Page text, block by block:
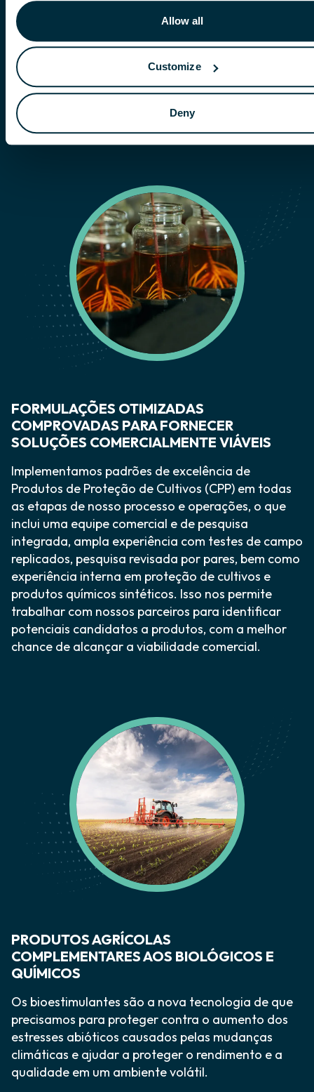
Allow all
Customize
Deny
modificam os processos fisiológicos nas plantas
que lhes permitem mitigar efetivamente o estresse
abiótico. Os resultados incluem melhor
crescimento radicular e estabelecimento da
planta, maior absorção de nutrientes, resistência
ao estresse ambiental e melhor qualidade e
rendimento.
FORMULAÇÕES OTIMIZADAS
COMPROVADAS PARA FORNECER
SOLUÇÕES COMERCIALMENTE VIÁVEIS
Implementamos padrões de excelência de
Produtos de Proteção de Cultivos (CPP) em todas
as etapas de nosso processo e operações, o que
inclui uma equipe comercial e de pesquisa
integrada, ampla experiência com testes de campo
replicados, pesquisa revisada por pares, bem como
experiência interna em proteção de cultivos e
produtos químicos sintéticos. Isso nos permite
trabalhar com nossos parceiros para identificar
potenciais candidatos a produtos, com a melhor
chance de alcançar a viabilidade comercial.
PRODUTOS AGRÍCOLAS
COMPLEMENTARES AOS BIOLÓGICOS E
QUÍMICOS
Os bioestimulantes são a nova tecnologia de que
precisamos para proteger contra o aumento dos
estresses abióticos causados pelas mudanças
climáticas e ajudar a proteger o rendimento e a
qualidade em um ambiente volátil.